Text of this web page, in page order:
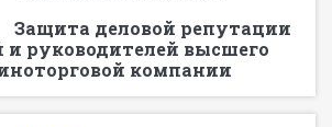
Защита деловой репутации
и руководителей высшего
компании